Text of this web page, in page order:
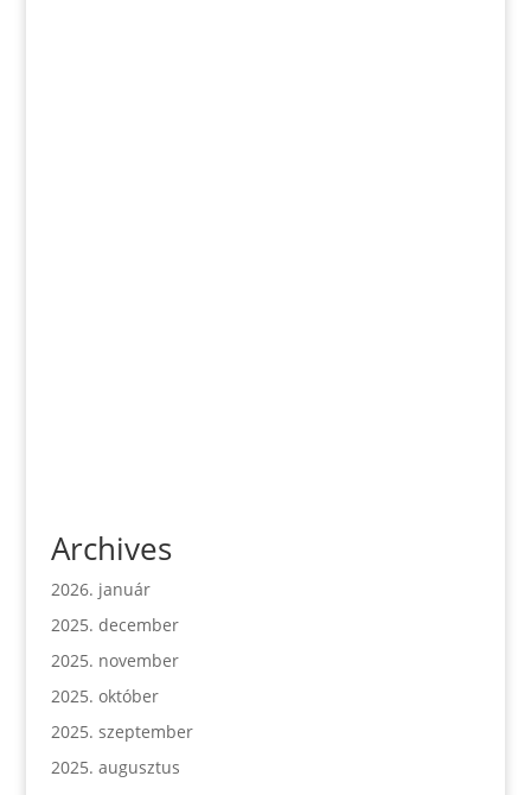
Archives
2026. január
2025. december
2025. november
2025. október
2025. szeptember
2025. augusztus